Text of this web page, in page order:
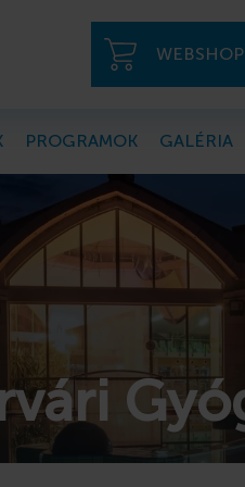
WEBSHOP
PROGRAMOK GALÉRIA
a